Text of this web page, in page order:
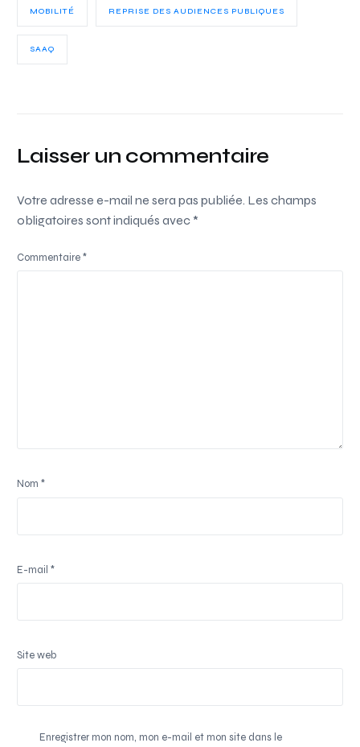
MOBILITÉ REPRISE DES AUDIENCES PUBLIQUES
SAAQ
Laisser un commentaire
Votre adresse e-mail ne sera pas publiée. Les champs
obligatoires sont indiqués avec *
Commentaire*
Nom*
E-mail*
Site web
Enregistrer mon nom, mon e-mail et mon site dans le